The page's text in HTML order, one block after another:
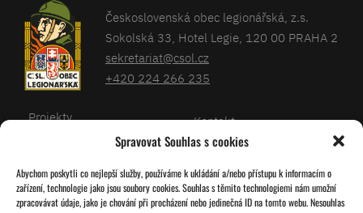
Spravovat Souhlas s cookies
Abychom poskytli co nejlepší služby, používáme k ukládání a/nebo přístupu k informacím o
zařízení, technologie jako jsou soubory cookies. Souhlas s těmito technologiemi nám umožní
zpracovávat údaje, jako je chování při procházení nebo jedinečná ID na tomto webu. Nesouhlas
Československá obec legionářská, z.s.
Sokolská 33, Hotel Legie, 120 00 PRAHA 2
sekretariat@csol.cz
+420 224 266 235
Projekty
Kalendář
O nás
Kontakt
Databáze legionářů
Pro členy
Zásady cookies